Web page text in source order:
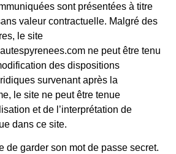
sont présentées à titre
valeur contractuelle. Malgré des
le site
ne peut être tenu
des dispositions
survenant après la
le site ne peut être tenue
et de l’interprétation de
dans ce site.
de garder son mot de passe secret.